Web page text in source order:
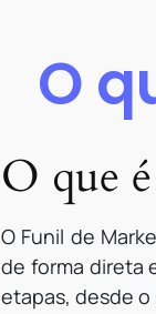
O
O que
O Funil de
de forma direta
etapas, desde